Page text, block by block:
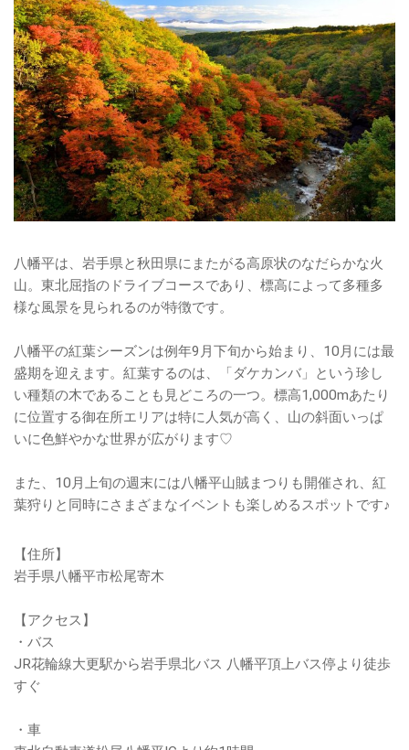
八幡平は、岩手県と秋田県にまたがる高原状のなだらかな火
山。東北屈指のドライブコースであり、標高によって多種多
様な風景を見られるのが特徴です。
八幡平の紅葉シーズンは例年9月下旬から始まり、10月には最
盛期を迎えます。紅葉するのは、「ダケカンバ」という珍し
い種類の木であることも見どころの一つ。標高1,000mあたり
に位置する御在所エリアは特に人気が高く、山の斜面いっぱ
いに色鮮やかな世界が広がります♡
また、10月上旬の週末には八幡平山賊まつりも開催され、紅
葉狩りと同時にさまざまなイベントも楽しめるスポットです♪
【住所】
岩手県八幡平市松尾寄木
【アクセス】
・バス
JR花輪線大更駅から岩手県北バス 八幡平頂上バス停より徒歩
すぐ
・車